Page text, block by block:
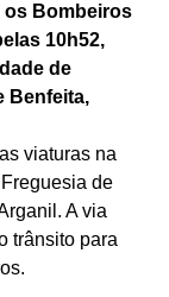
os Bombeiros
10h52,
de
Benfeita,
viaturas na
de
A via
trânsito para